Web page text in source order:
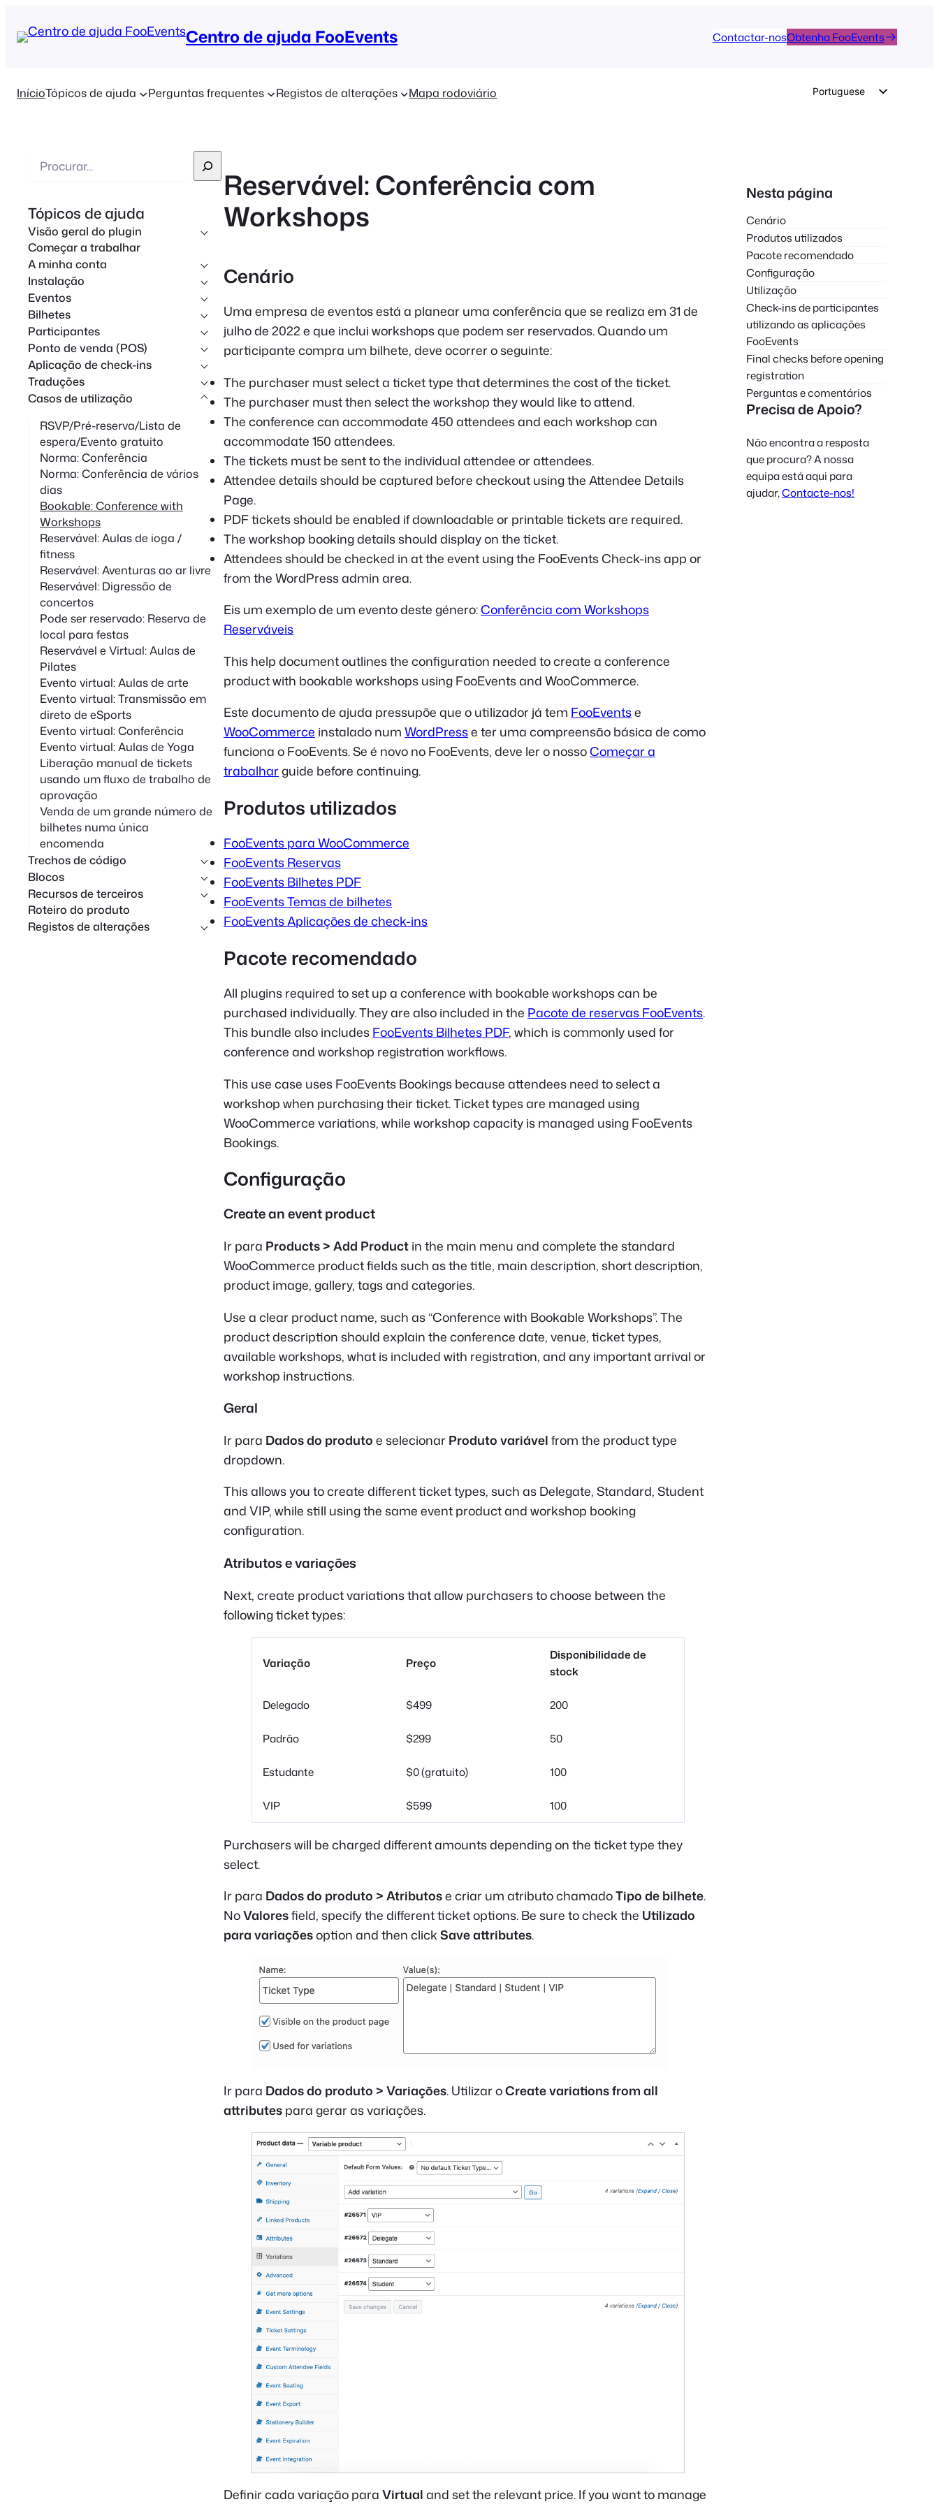
Centro de ajuda FooEvents Contactar-nosObtenha FooEvents
InícioTópicos de ajuda Perguntas frequentes Registos de alterações Mapa rodoviário
Portuguese
Polish
Czech
q
u
s
a
r
Tópicos de ajuda
Visão geral do plugin
Começar a trabalhar
A minha conta
Instalação
Eventos
Bilhetes
Participantes
Ponto de venda (POS)
Aplicação de check-ins
Traduções
Casos de utilização
RSVP/Pré-reserva/Lista de
espera/Evento gratuito
Norma: Conferência
Norma: Conferência de vários
dias
Bookable: Conference with
Workshops
Reservável: Aulas de ioga /
fitness
Reservável: Aventuras ao ar livre
Reservável: Digressão de
concertos
Pode ser reservado: Reserva de
local para festas
Reservável e Virtual: Aulas de
Pilates
Evento virtual: Aulas de arte
Evento virtual: Transmissão em
direto de eSports
Evento virtual: Conferência
Evento virtual: Aulas de Yoga
Liberação manual de tickets
usando um fluxo de trabalho de
aprovação
Venda de um grande número de
bilhetes numa única
encomenda
Trechos de código
Blocos
Recursos de terceiros
Roteiro do produto
Registos de alterações
Reservável: Conferência com
Workshops
Cenário
Uma empresa de eventos está a planear uma conferência que se realiza em 31 de
julho de 2022 e que inclui workshops que podem ser reservados. Quando um
participante compra um bilhete, deve ocorrer o seguinte:
The purchaser must select a ticket type that determines the cost of the ticket.
The purchaser must then select the workshop they would like to attend.
The conference can accommodate 450 attendees and each workshop can
accommodate 150 attendees.
The tickets must be sent to the individual attendee or attendees.
Attendee details should be captured before checkout using the Attendee Details
Page.
PDF tickets should be enabled if downloadable or printable tickets are required.
The workshop booking details should display on the ticket.
Attendees should be checked in at the event using the FooEvents Check-ins app or
from the WordPress admin area.
Eis um exemplo de um evento deste género:Conferência com Workshops
Reserváveis
This help document outlines the configuration needed to create a conference
product with bookable workshops using FooEvents and WooCommerce.
Este documento de ajuda pressupõe que o utilizador já tem FooEventse
WooCommerce instalado num WordPresse ter uma compreensão básica de como
funciona o FooEvents. Se é novo no FooEvents, deve ler o nossoComeçar a
trabalharguide before continuing.
Produtos utilizados
FooEvents para WooCommerce
FooEvents Reservas
FooEvents Bilhetes PDF
FooEvents Temas de bilhetes
FooEvents Aplicações de check-ins
Pacote recomendado
All plugins required to set up a conference with bookable workshops can be
purchased individually. They are also included in the Pacote de reservas FooEvents.
This bundle also includes FooEvents Bilhetes PDF, which is commonly used for
conference and workshop registration workflows.
This use case uses FooEvents Bookings because attendees need to select a
workshop when purchasing their ticket. Ticket types are managed using
WooCommerce variations, while workshop capacity is managed using FooEvents
Bookings.
Configuração
Create an event product
Ir para Products > Add Product in the main menu and complete the standard
WooCommerce product fields such as the title, main description, short description,
product image, gallery, tags and categories.
Use a clear product name, such as “Conference with Bookable Workshops”. The
product description should explain the conference date, venue, ticket types,
available workshops, what is included with registration, and any important arrival or
workshop instructions.
Geral
Ir para Dados do produto e selecionar Produto variável from the product type
dropdown.
This allows you to create different ticket types, such as Delegate, Standard, Student
and VIP, while still using the same event product and workshop booking
configuration.
Atributos e variações
Next, create product variations that allow purchasers to choose between the
following ticket types:
Variação Preço
Disponibilidade de
stock
Delegado $499 200
Padrão $299 50
Estudante $0 (gratuito) 100
VIP $599 100
Purchasers will be charged different amounts depending on the ticket type they
select.
Ir para Dados do produto > Atributose criar um atributo chamadoTipo de bilhete.
NoValoresfield, specify the different ticket options. Be sure to check the Utilizado
para variaçõesoption and then clickSave attributes.
Ir para Dados do produto > Variações. Utilizar oCreate variations from all
attributes para gerar as variações.
Definir cada variação para Virtual and set the relevant price. If you want to manage
Nesta página
Cenário
Produtos utilizados
Pacote recomendado
Configuração
Utilização
Check-ins de participantes
utilizando as aplicações
FooEvents
Final checks before opening
registration
Perguntas e comentários
Precisa de Apoio?
Não encontra a resposta
que procura? A nossa
equipa está aqui para
ajudar,Contacte-nos!